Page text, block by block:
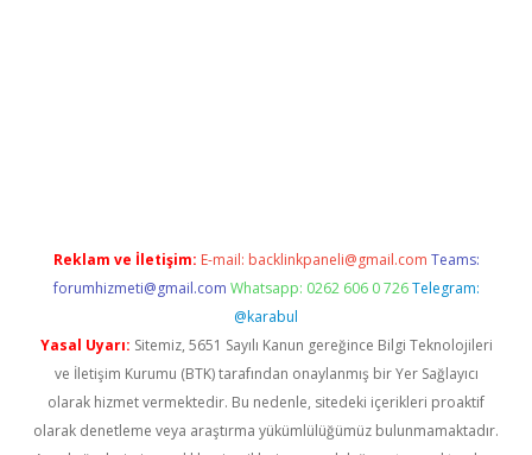
Reklam ve İletişim: E-mail: backlinkpaneli@gmail.com Teams:
forumhizmeti@gmail.com Whatsapp: 0262 606 0 726 Telegram:
@karabul
Yasal Uyarı: Sitemiz, 5651 Sayılı Kanun gereğince Bilgi Teknolojileri
ve İletişim Kurumu (BTK) tarafından onaylanmış bir Yer Sağlayıcı
olarak hizmet vermektedir. Bu nedenle, sitedeki içerikleri proaktif
olarak denetleme veya araştırma yükümlülüğümüz bulunmamaktadır.